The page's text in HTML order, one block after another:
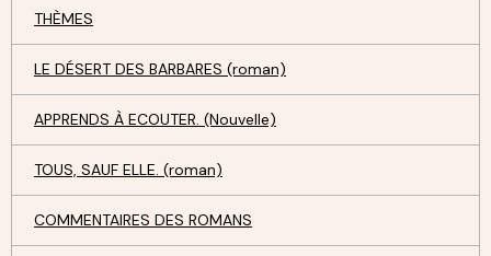
THÈMES
LE DÉSERT DES BARBARES (roman)
APPRENDS À ECOUTER. (Nouvelle)
TOUS, SAUF ELLE. (roman)
COMMENTAIRES DES ROMANS